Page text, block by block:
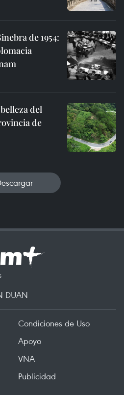
de 1954:
del
de
DUAN
Condiciones de Uso
Apoyo
VNA
Publicidad